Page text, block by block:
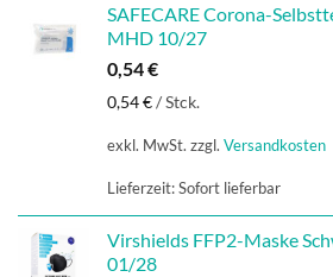
SAFECARE Corona-
MHD 10/27
0,54€
0,54€/Stck.
exkl. MwSt. zzgl. Versandkosten
Lieferzeit:Sofort lieferbar
Virshields FFP2-Maske
01/28